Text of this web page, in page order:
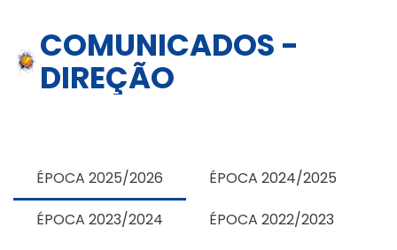
COMUNICADOS -
DIREÇÃO
ÉPOCA 2025/2026 ÉPOCA 2024/2025
ÉPOCA 2023/2024 ÉPOCA 2022/2023